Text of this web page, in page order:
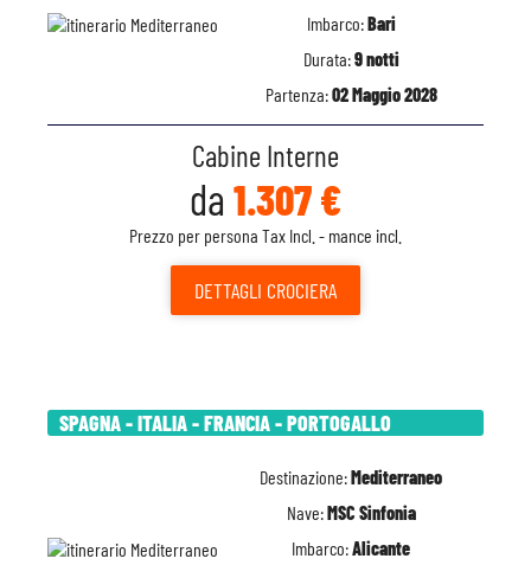
Imbarco:Bari
Durata:9 notti
Partenza:02 Maggio 2028
Cabine Interne
da 1.307 €
Prezzo per persona Tax Incl. - mance incl.
DETTAGLI CROCIERA
SPAGNA - ITALIA - FRANCIA - PORTOGALLO
Destinazione:Mediterraneo
Nave:MSC Sinfonia
Imbarco:Alicante